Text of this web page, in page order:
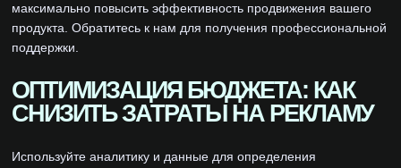
максимально повысить эффективность продвижения вашего
продукта. Обратитесь к нам для получения профессиональной
поддержки.
ОПТИМИЗАЦИЯ БЮДЖЕТА: КАК
СНИЗИТЬ ЗАТРАТЫ НА РЕКЛАМУ
Используйте аналитику и данные для определения